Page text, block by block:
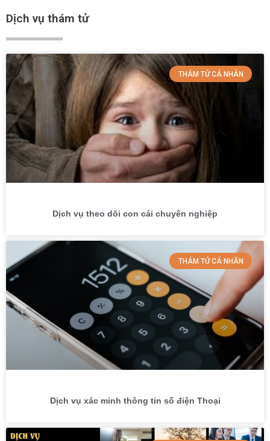
Dịch vụ thám tử
THÁM TỬ CÁ NHÂN
Dịch vụ theo dõi con cái chuyên nghiệp
THÁM TỬ CÁ NHÂN
Dịch vụ xác minh thông tin số điện Thoại